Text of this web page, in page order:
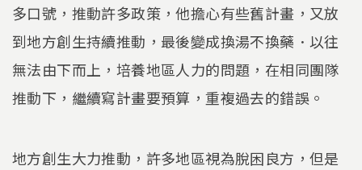
多口號，推動許多政策，他擔心有些舊計畫，又放
到地方創生持續推動，最後變成換湯不換藥．以往
無法由下而上，培養地區人力的問題，在相同團隊
推動下，繼續寫計畫要預算，重複過去的錯誤。
地方創生大力推動，許多地區視為脫困良方，但是